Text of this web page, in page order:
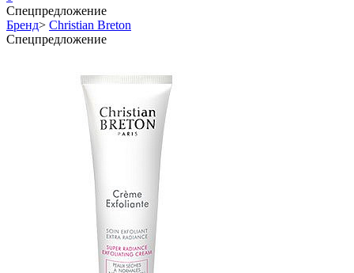
Спецпредложение
Бренд> Christian Breton
Спецпредложение